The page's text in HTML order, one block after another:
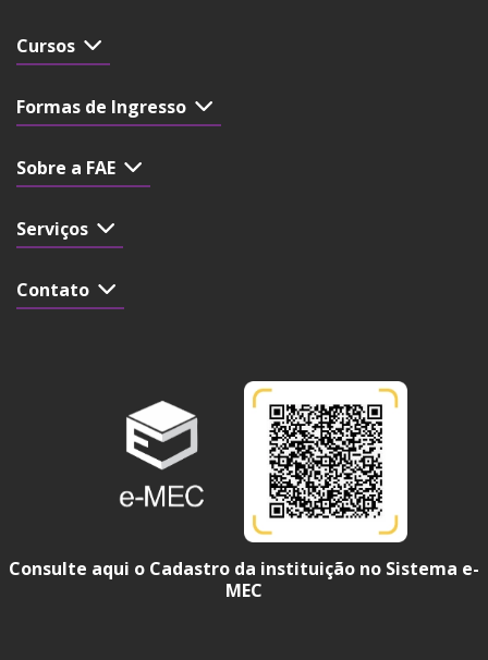
Cursos
Formas de Ingresso
Sobre a FAE
Serviços
Contato
Consulte aqui o Cadastro da instituição no Sistema e-
MEC